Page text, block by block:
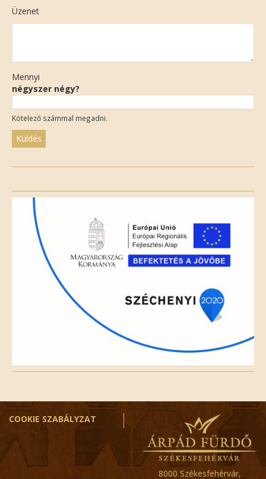
Üzenet
Mennyi
négyszer négy?
Kötelező számmal megadni.
field
empty.
COOKIE SZABÁLYZAT
8000 Székesfehérvár,